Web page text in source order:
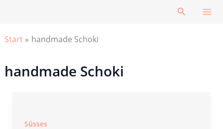
Suchen
Start handmade Schoki
handmade Schoki
Süsses